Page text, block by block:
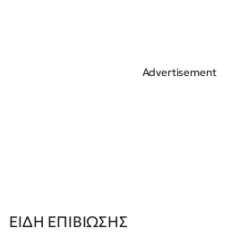
ΕΙΔΗ ΕΠΙΒΙΩΣΗΣ